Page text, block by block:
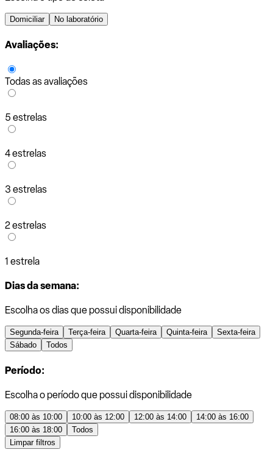
Domiciliar No laboratório
Avaliações:
Todas as avaliações
5 estrelas
4 estrelas
3 estrelas
2 estrelas
1 estrela
Dias da semana:
Escolha os dias que possui disponibilidade
Segunda-feira Terça-feira Quarta-feira Quinta-feira
Sexta-feira
Sábado
Todos
Período:
Escolha o período que possui disponibilidade
08:00 às 10:00 10:00 às 12:00 12:00 às 14:00
14:00 às 16:00
16:00 às 18:00
Todos
Limpar filtros